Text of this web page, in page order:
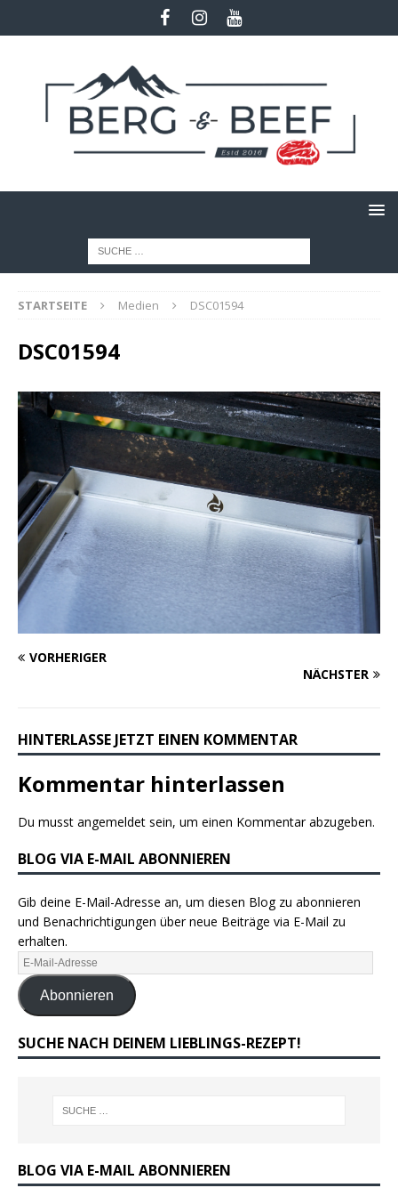
STARTSEITE Medien DSC01594
DSC01594
VORHERIGER
NÄCHSTER
HINTERLASSE JETZT EINEN KOMMENTAR
Kommentar hinterlassen
Du musst angemeldet sein, um einen Kommentar abzugeben.
BLOG VIA E-MAIL ABONNIEREN
Gib deine E-Mail-Adresse an, um diesen Blog zu abonnieren
und Benachrichtigungen über neue Beiträge via E-Mail zu
erhalten.
Abonnieren
SUCHE NACH DEINEM LIEBLINGS-REZEPT!
BLOG VIA E-MAIL ABONNIEREN